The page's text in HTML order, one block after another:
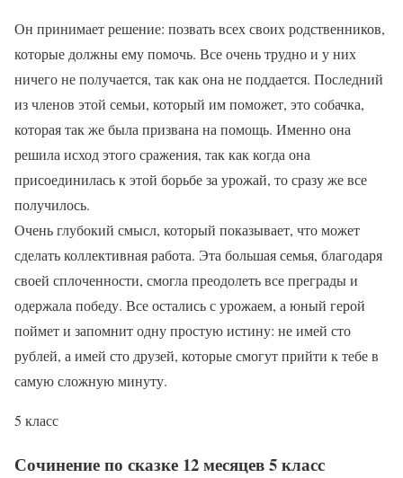
Он принимает решение: позвать всех своих родственников,
которые должны ему помочь. Все очень трудно и у них
ничего не получается, так как она не поддается. Последний
из членов этой семьи, который им поможет, это собачка,
которая так же была призвана на помощь. Именно она
решила исход этого сражения, так как когда она
присоединилась к этой борьбе за урожай, то сразу же все
получилось.
Очень глубокий смысл, который показывает, что может
сделать коллективная работа. Эта большая семья, благодаря
своей сплоченности, смогла преодолеть все преграды и
одержала победу. Все остались с урожаем, а юный герой
поймет и запомнит одну простую истину: не имей сто
рублей, а имей сто друзей, которые смогут прийти к тебе в
самую сложную минуту.
5 класс
Сочинение по сказке 12 месяцев 5 класс